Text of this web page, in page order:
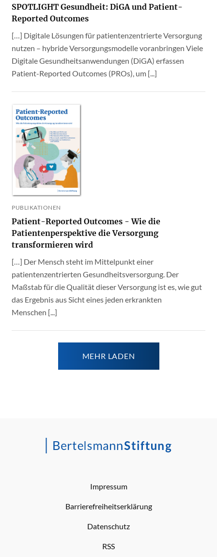
SPOTLIGHT Gesundheit: DiGA und Patient-
Reported Outcomes
[…] Digitale Lösungen für patientenzentrierte Versorgung
nutzen – hybride Versorgungsmodelle voranbringen Viele
Digitale Gesundheitsanwendungen (DiGA) erfassen
Patient-Reported Outcomes (PROs), um [...]
PUBLIKATIONEN
Patient-Reported Outcomes - Wie die
Patientenperspektive die Versorgung
transformieren wird
[…] Der Mensch steht im Mittelpunkt einer
patientenzentrierten Gesundheitsversorgung. Der
Maßstab für die Qualität dieser Versorgung ist es, wie gut
das Ergebnis aus Sicht eines jeden erkrankten
Menschen [...]
MEHR LADEN
Impressum
Barrierefreiheitserklärung
Datenschutz
RSS